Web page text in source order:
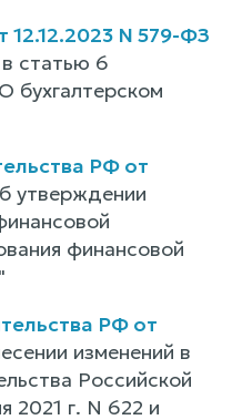
N 579-ФЗ
статью 6
бухгалтерском
РФ от
утверждении
финансовой
РФ от
изменений в
Российской
2021 г. N 622 и